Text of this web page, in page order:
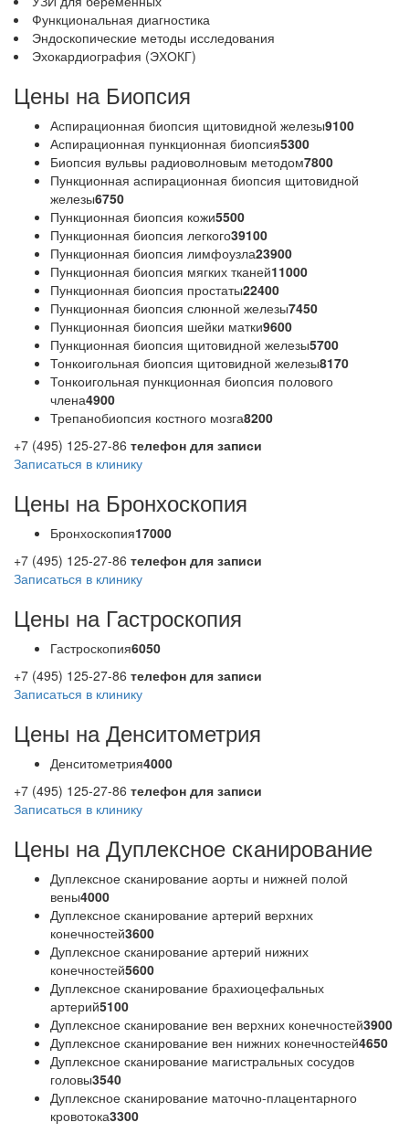
Функциональная диагностика
Эндоскопические методы исследования
Эхокардиография (ЭХОКГ)
Цены на Биопсия
Аспирационная биопсия щитовидной железы9100
Аспирационная пункционная биопсия5300
Биопсия вульвы радиоволновым методом7800
Пункционная аспирационная биопсия щитовидной
железы6750
Пункционная биопсия кожи5500
Пункционная биопсия легкого39100
Пункционная биопсия лимфоузла23900
Пункционная биопсия мягких тканей11000
Пункционная биопсия простаты22400
Пункционная биопсия слюнной железы7450
Пункционная биопсия шейки матки9600
Пункционная биопсия щитовидной железы5700
Тонкоигольная биопсия щитовидной железы8170
Тонкоигольная пункционная биопсия полового
члена4900
Трепанобиопсия костного мозга8200
+7 (495) 125-27-86 телефон для записи
Записаться в клинику
Цены на Бронхоскопия
Бронхоскопия17000
+7 (495) 125-27-86 телефон для записи
Записаться в клинику
Цены на Гастроскопия
Гастроскопия6050
+7 (495) 125-27-86 телефон для записи
Записаться в клинику
Цены на Денситометрия
Денситометрия4000
+7 (495) 125-27-86 телефон для записи
Записаться в клинику
Цены на Дуплексное сканирование
Дуплексное сканирование аорты и нижней полой
вены4000
Дуплексное сканирование артерий верхних
конечностей3600
Дуплексное сканирование артерий нижних
конечностей5600
Дуплексное сканирование брахиоцефальных
артерий5100
Дуплексное сканирование вен верхних конечностей3900
Дуплексное сканирование вен нижних конечностей4650
Дуплексное сканирование магистральных сосудов
головы3540
Дуплексное сканирование маточно-плацентарного
кровотока3300